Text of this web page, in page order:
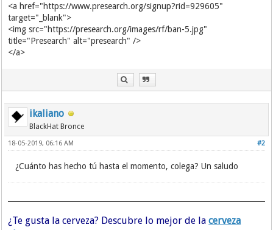
<a href="https://www.presearch.org/signup?rid=929605"
target="_blank">
<img src="https://presearch.org/images/rf/ban-5.jpg"
title="Presearch" alt="presearch" />
</a>
ikaliano
BlackHat Bronce
#2
18-05-2019, 06:16 AM
¿Cuánto has hecho tú hasta el momento, colega? Un saludo
¿Te gusta la cerveza? Descubre lo mejor de lacerveza